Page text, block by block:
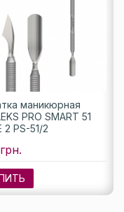
маникюрная
PRO SMART 51
2 PS-51/2